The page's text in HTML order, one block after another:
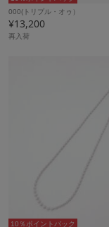
000(トリプル・オゥ）
¥13,200
再入荷
10％ポイントバック